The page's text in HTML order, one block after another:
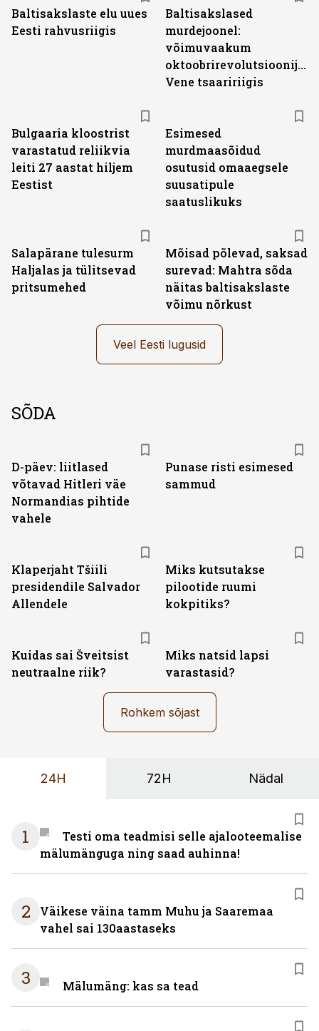
Baltisakslaste elu uues
Eesti rahvusriigis
Baltisakslased
murdejoonel:
võimuvaakum
Vene tsaaririigis
Bulgaaria kloostrist
varastatud reliikvia
leiti 27 aastat hiljem
Eestist
Esimesed
murdmaasõidud
osutusid omaaegsele
suusatipule
saatuslikuks
Salapärane tulesurm
Haljalas ja tülitsevad
pritsumehed
Mõisad põlevad, saksad
surevad: Mahtra sõda
näitas baltisakslaste
võimu nõrkust
Veel Eesti lugusid
SÕDA
D-päev: liitlased
võtavad Hitleri väe
Normandias pihtide
vahele
Punase risti esimesed
sammud
Klaperjaht Tšiili
presidendile Salvador
Allendele
Miks kutsutakse
pilootide ruumi
kokpitiks?
Kuidas sai Šveitsist
neutraalne riik?
Miks natsid lapsi
varastasid?
Rohkem sõjast
24H 72H Nädal
1
Testi oma teadmisi selle ajalooteemalise
mälumänguga ning saad auhinna!
2
Väikese väina tamm Muhu ja Saaremaa
vahel sai 130aastaseks
3 Mälumäng: kas sa tead